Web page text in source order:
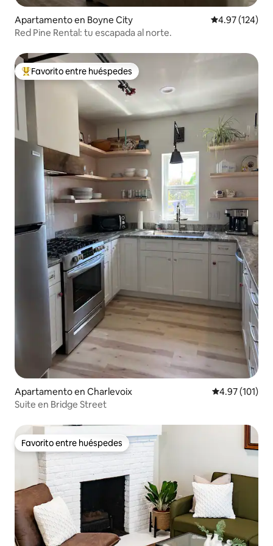
Apartamento en Boyne City Calificación
4.97 (124)
Red Pine Rental: tu escapada al norte.
Favorito entre huéspedes preferido
Favorito entre huéspedes
Apartamento en Charlevoix Calificación
4.97 (101)
Suite en Bridge Street
Favorito entre huéspedes
Favorito entre huéspedes